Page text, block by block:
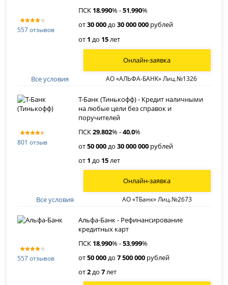
557 отзывов
ПСК 18,990% -51,990%
от30 000до30 000 000 рублей
от 1 до 15лет
Все условия АО «АЛЬФА-БАНК» Лиц.№1326
Онлайн-заявка
801 отзыв
Т-Банк (Тинькофф) - Кредит наличными
на любые цели без справок и
поручителей
ПСК29,802% -40,0%
от50 000до30 000 000 рублей
от 1 до 15лет
Все условия АО «ТБанк» Лиц.№2673
Онлайн-заявка
557 отзывов
Альфа-Банк - Рефинансирование
кредитных карт
ПСК 18,990% -53,999%
от50 000до7 500 000 рублей
от2до7лет